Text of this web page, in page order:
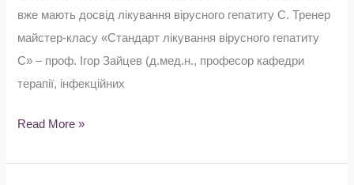
вже мають досвід лікування вірусного гепатиту С. Тренер
майстер-класу «Стандарт лікування вірусного гепатиту
С» – проф. Ігор Зайцев (д.мед.н., професор кафедри
терапії, інфекційних
Read More »